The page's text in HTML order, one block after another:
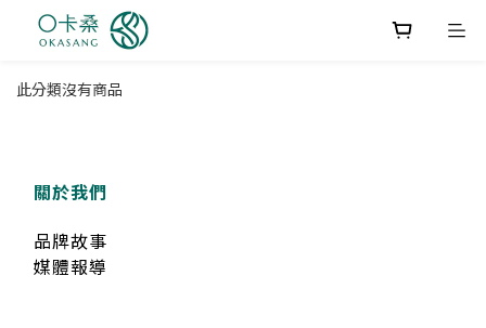
此分類沒有商品
關於我們
品牌故事
媒體報導